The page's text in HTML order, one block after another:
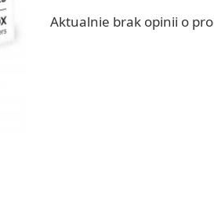
z gliny polimerowej
dla dzieci
Aktualnie brak opinii o